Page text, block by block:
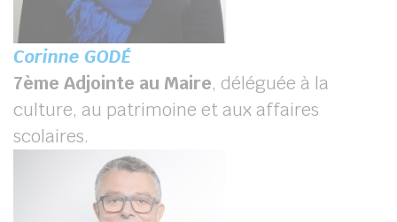
Corinne GODÉ
7ème Adjointe au Maire, déléguée à la
culture, au patrimoine et aux affaires
scolaires.